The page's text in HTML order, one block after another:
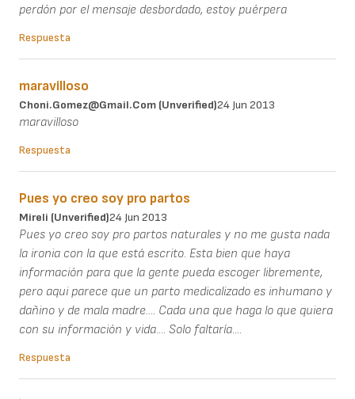
perdón por el mensaje desbordado, estoy puérpera
Respuesta
maravilloso
Choni.gomez@gmail.com (unverified)24 Jun 2013
maravilloso
Respuesta
Pues yo creo soy pro partos
Mireli (unverified)24 Jun 2013
Pues yo creo soy pro partos naturales y no me gusta nada
la ironia con la que está escrito. Esta bien que haya
información para que la gente pueda escoger libremente,
pero aqui parece que un parto medicalizado es inhumano y
dañino y de mala madre.... Cada una que haga lo que quiera
con su información y vida.... Solo faltaría....
Respuesta